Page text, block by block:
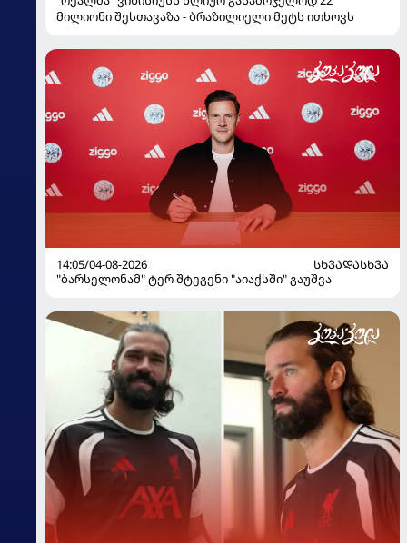
მილიონი შესთავაზა - ბრაზილიელი მეტს ითხოვს
14:05/04-08-2026
ᲡᲮᲕᲐᲓᲐᲡᲮᲕᲐ
"ბარსელონამ" ტერ შტეგენი "აიაქსში" გაუშვა